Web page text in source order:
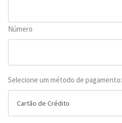
Número
Selecione um método de pagamento: